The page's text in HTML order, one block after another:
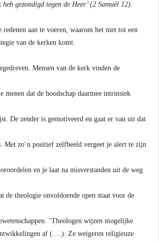
gezondigd tegen de Heer’ (2 Samuël 12).
aan te voeren, waarom het niet tot een
van de kerken komt.
Mensen van de kerk vinden de
menen dat de boodschap daarmee intrinsiek
De zender is gemotiveerd en gaat er van uit dat
Met zo’n positief zelfbeeld vergeet je alert te zijn
en je laat na misverstanden uit de weg
de theologie onvoldoende open staat voor de
‘Theologen wijzen mogelijke
af (….). Ze weigeren religieuze